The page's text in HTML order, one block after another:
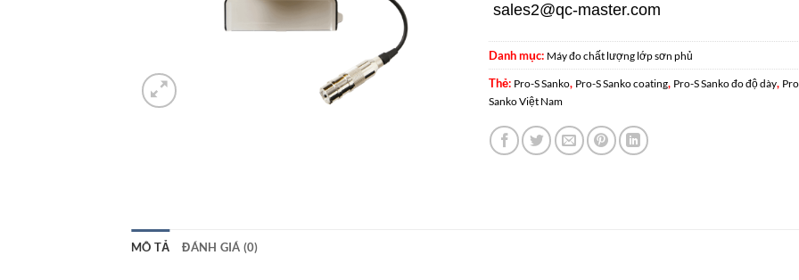
sales2@qc-master.com
Danh mục: Máy đo chất lượng lớp sơn phủ
Thẻ: Pro-S Sanko, Pro-S Sanko coating, Pro-S Sanko đo độ dày,
Sanko Việt Nam
MÔ TẢ ĐÁNH GIÁ (0)